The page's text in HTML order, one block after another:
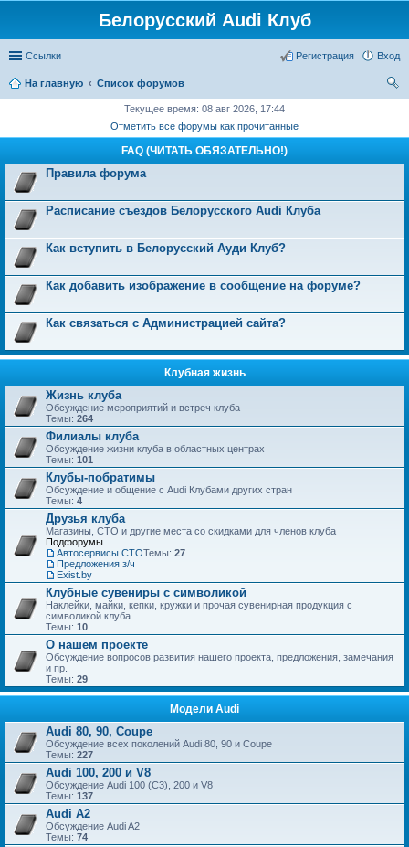
Белорусский Audi Клуб
Ссылки Вход
Регистрация
На главную
Список форумов
Текущее время: 08 авг 2026, 17:44
Отметить все форумы как прочитанные
FAQ (ЧИТАТЬ ОБЯЗАТЕЛЬНО!)
Правила форума
Расписание съездов Белорусского Audi Клуба
Как вступить в Белорусский Ауди Клуб?
Как добавить изображение в сообщение на форуме?
Как связаться с Администрацией сайта?
Клубная жизнь
Жизнь клуба
Обсуждение мероприятий и встреч клуба
Темы: 264
Филиалы клуба
Обсуждение жизни клуба в областных центрах
Темы: 101
Клубы-побратимы
Обсуждение и общение с Audi Клубами других стран
Темы: 4
Друзья клуба
Магазины, СТО и другие места со скидками для членов клуба
Подфорумы
Автосервисы СТО
Предложения з/ч
Exist.by
Темы: 27
Клубные сувениры с символикой
Наклейки, майки, кепки, кружки и прочая сувенирная продукция с
символикой клуба
Темы: 10
О нашем проекте
Обсуждение вопросов развития нашего проекта, предложения, замечания
и пр.
Темы: 29
Модели Audi
Audi 80, 90, Coupe
Обсуждение всех поколений Audi 80, 90 и Coupe
Темы: 227
Audi 100, 200 и V8
Обсуждение Audi 100 (C3), 200 и V8
Темы: 137
Audi A2
Обсуждение Audi A2
Темы: 74